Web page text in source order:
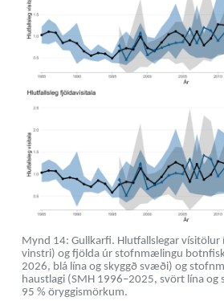
Mynd 14: Gullkarfi. Hlutfallslegar vísitölur
vinstri) og fjölda úr stofnmælingu
2026, blá lína og skyggð svæði) og
haustlagi (SMH 1996–2025, svört lína og
95 % öryggismörkum.